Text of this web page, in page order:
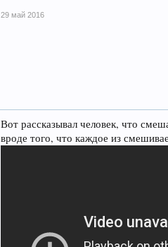
29 май 2016
Вот рассказывал человек, что
вроде того, что каждое из